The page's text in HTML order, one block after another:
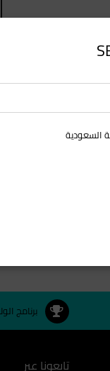
يجذب الأسود من
برنامج
تابعونا عبر
السعودية